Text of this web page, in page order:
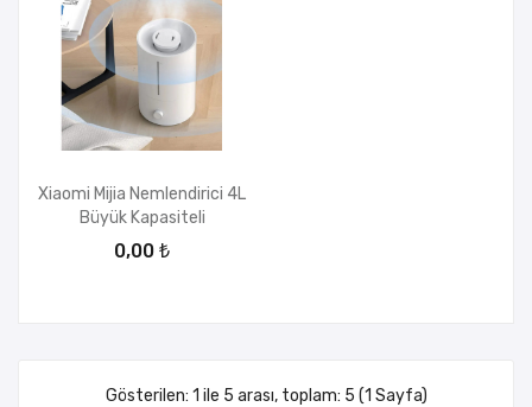
Xiaomi Mijia Nemlendirici 4L
Büyük Kapasiteli
0,00 ₺
Gösterilen: 1 ile 5 arası, toplam: 5 (1 Sayfa)